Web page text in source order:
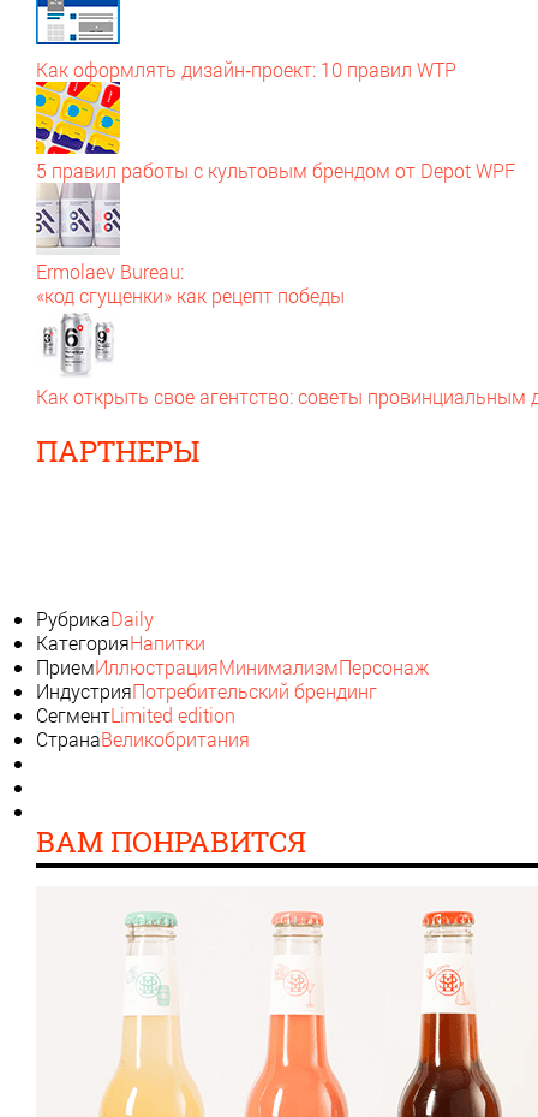
Как оформлять дизайн‑проект: 10 правил WTP
5 правил работы с культовым брендом от Depot WPF
Ermolaev Bureau:
«код сгущенки» как рецепт победы
Как открыть свое агентство: советы провинциальным
ПАРТНЕРЫ
РубрикаDaily
КатегорияНапитки
ПриемИллюстрацияМинимализмПерсонаж
ИндустрияПотребительский брендинг
СегментLimited edition
СтранаВеликобритания
ВАМ ПОНРАВИТСЯ